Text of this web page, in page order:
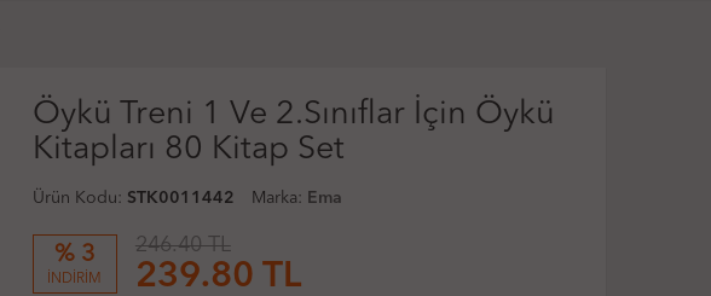
Öykü Treni 1 Ve 2.Sınıflar İçin Öykü
Kitapları 80 Kitap Set
Ürün Kodu: STK0011442 Marka: Ema
% 3
İNDİRİM
246.40 TL
239.80 TL